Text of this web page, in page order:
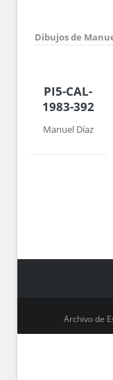
Dibujos de
PI5-CAL-
1983-392
Manuel Díaz
Archivo de